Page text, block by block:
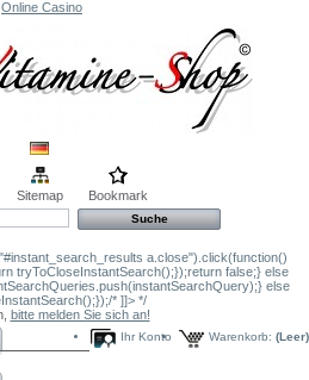
Online Casino
Sitemap Bookmark
a.close").click(function()
tryToCloseInstantSearch();});return false;} else
else
* ]]> */
bitte melden Sie sich an!
Warenkorb: (Leer)
Ihr Konto